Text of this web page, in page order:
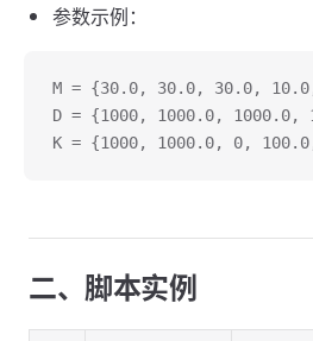
参数示例：
M = {30.0, 30.0, 30.0,
D = {1000, 1000.0, 1000.0,
K = {1000, 1000.0, 0,
二、脚本实例